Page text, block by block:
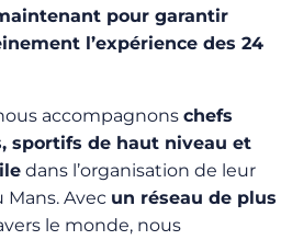
pour garantir
l’expérience des 24
accompagnons chefs
sportifs de haut niveau et
dans l’organisation de leur
Avec un réseau de plus
le monde, nous